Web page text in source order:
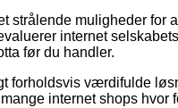
strålende muligheder
internet
før du handler.
forholdsvis værdifulde
internet shops